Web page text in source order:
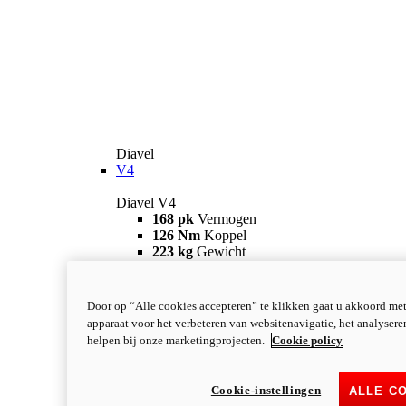
Diavel
V4
Diavel V4
168 pk Vermogen
126 Nm Koppel
223 kg Gewicht
newV4 RS
Diavel V4 RS
182 pkVERMOGEN
i
Door op “Alle cookies accepteren” te klikken gaat u akkoord
apparaat voor het verbeteren van websitenavigatie, het
helpen bij onze marketingprojecten.
Cookie policy
ALLE
Cookie-instellingen